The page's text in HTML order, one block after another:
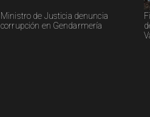
Ministro de Justicia denuncia
corrupción en Gendarmería